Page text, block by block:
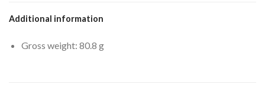
Additional information
Gross weight: 80.8 g